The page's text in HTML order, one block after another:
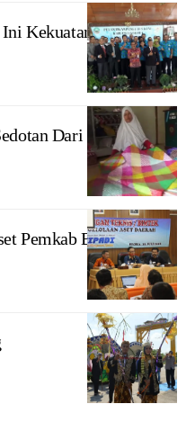
Kekuatanya.
Dari Blora Untuk
Pemkab Blora